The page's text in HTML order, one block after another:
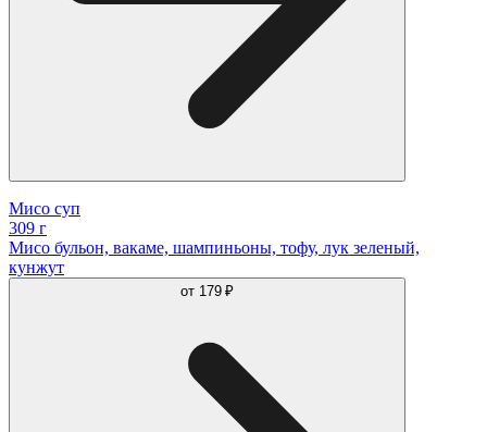
Мисо суп
309 г
Мисо бульон, вакаме, шампиньоны, тофу, лук зеленый,
кунжут
от 179 ₽